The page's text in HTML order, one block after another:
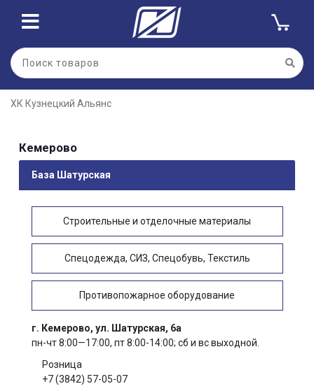
ХК Кузнецкий Альянс
Кемерово
База Шатурская
Строительные и отделочные материалы
Спецодежда, СИЗ, Спецобувь, Текстиль
Противопожарное оборудование
г. Кемерово, ул. Шатурская, 6а
пн-чт 8:00—17:00, пт 8:00-14:00; сб и вс выходной.
Розница
+7 (3842) 57-05-07